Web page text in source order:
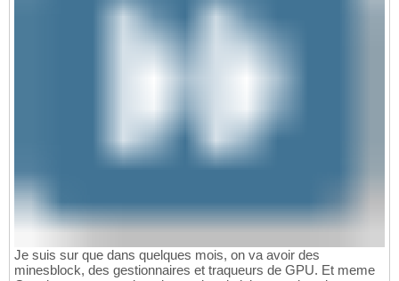
Je suis sur que dans quelques mois, on va avoir des
minesblock, des gestionnaires et traqueurs de GPU. Et meme